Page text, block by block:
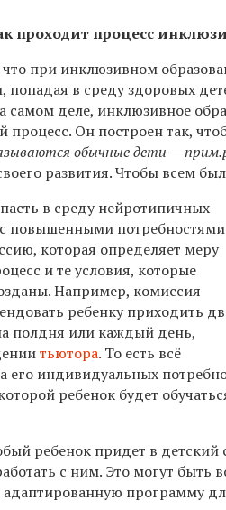
проходит процесс
при инклюзивном
попадая в среду здоровых
самом деле, инклюзивное
процесс. Он построен так,
обычные дети —
развития. Чтобы всем
в среду нейротипичных
повышенными потребностями
которая определяет меру
и те условия, которые
Например, комиссия
ребенку приходить
полдня или каждый день,
тьютора. То есть всё
его индивидуальных
ребенок будет
ребенок придет в
с ним. Это могут быть
программу